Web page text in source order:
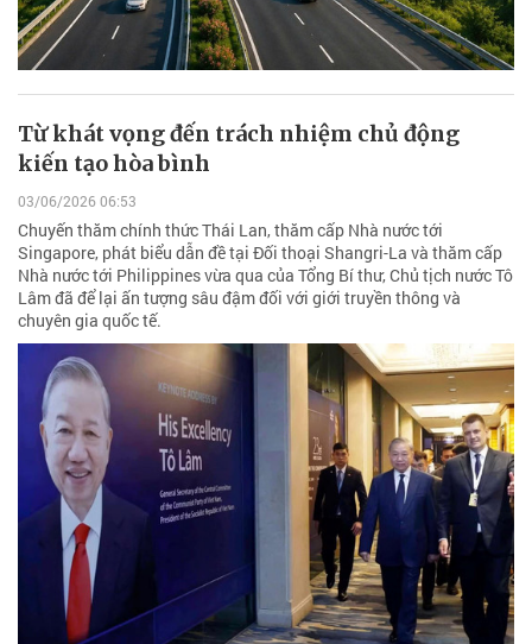
Từ khát vọng đến trách nhiệm chủ động
kiến tạo hòa bình
03/06/2026 06:53
Chuyến thăm chính thức Thái Lan, thăm cấp Nhà nước tới
Singapore, phát biểu dẫn đề tại Đối thoại Shangri-La và thăm cấp
Nhà nước tới Philippines vừa qua của Tổng Bí thư, Chủ tịch nước Tô
Lâm đã để lại ấn tượng sâu đậm đối với giới truyền thông và
chuyên gia quốc tế.